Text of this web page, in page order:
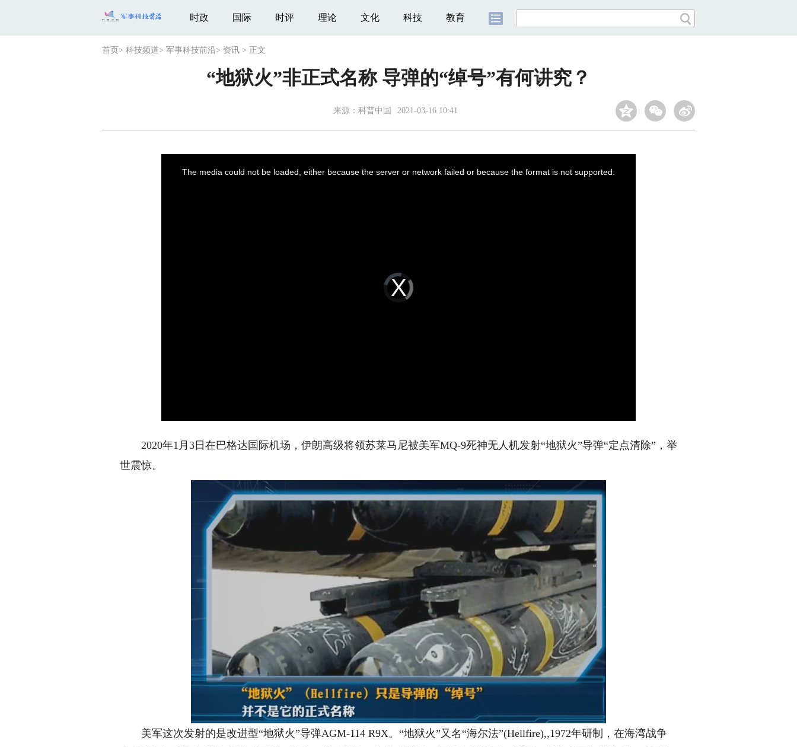
时政 国际 时评 理论 文化 科技 教育
首页 > 科技频道> 军事科技前沿> 资讯 > 正文
“地狱火”非正式名称 导弹的“绰号”有何讲究？
来源： 科普中国 2021-03-16 10:41
Video
Player
loading.
The media could not be loaded, either because the server or network failed or because the format is not supported.
2020年1月3日在巴格达国际机场，伊朗高级将领苏莱马尼被美军MQ-9死神无人机发射“地狱火”导弹“定点清除”，举
世震惊。
美军这次发射的是改进型“地狱火”导弹AGM-114 R9X。“地狱火”又名“海尔法”(Hellfire),,1972年研制，在海湾战争